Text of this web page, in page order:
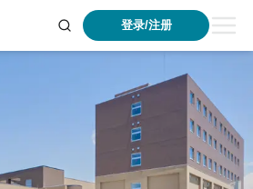
登录/注册